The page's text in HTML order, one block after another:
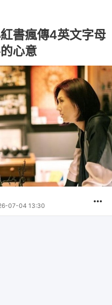
書瘋傳4英文字母
心意
07-04 13:30